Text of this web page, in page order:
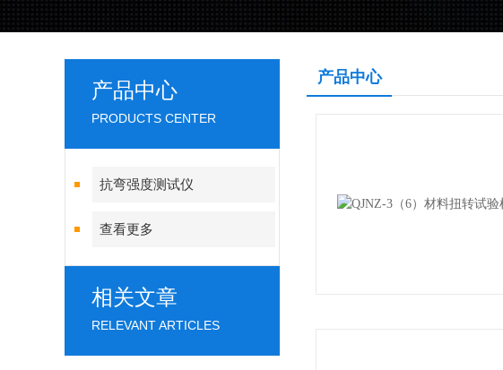
产品中心
PRODUCTS CENTER
抗弯强度测试仪
查看更多
相关文章
RELEVANT ARTICLES
产品中心